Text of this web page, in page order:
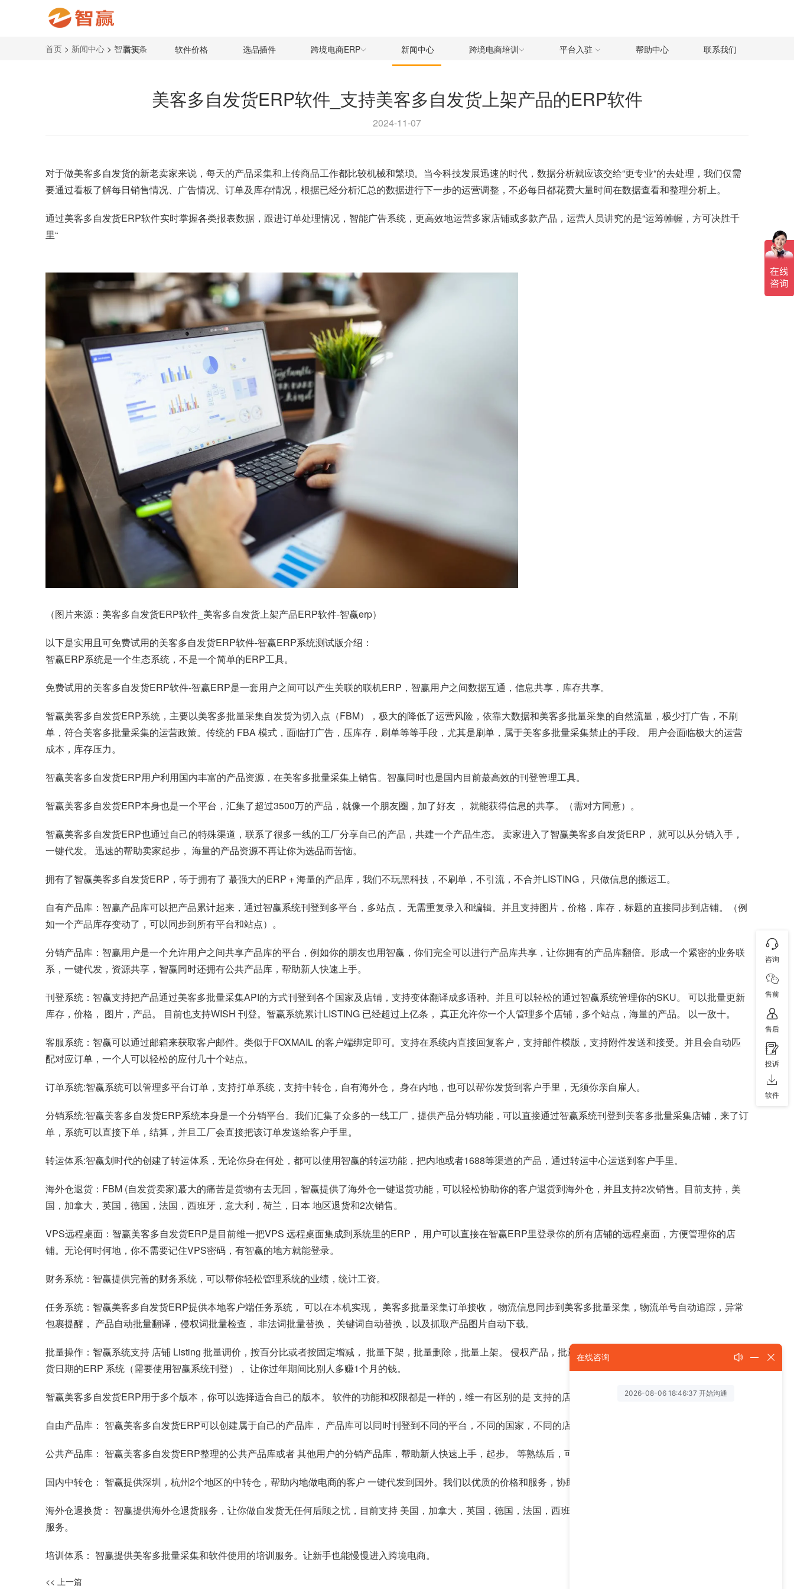
首页 软件价格 选品插件 跨境电商ERP 新闻中心 跨境电商培训 平台入驻 帮助中心 联系我们
首页 > 新闻中心 > 智赢头条
美客多自发货ERP软件_支持美客多自发货上架产品的ERP软件
2024-11-07
对于做美客多自发货的新老卖家来说，每天的产品采集和上传商品工作都比较机械和繁琐。当今科技发展迅速的时代，数据分析就应该交给“更专业“的去处理，我们仅需
要通过看板了解每日销售情况、广告情况、订单及库存情况，根据已经分析汇总的数据进行下一步的运营调整，不必每日都花费大量时间在数据查看和整理分析上。
通过美客多自发货ERP软件实时掌握各类报表数据，跟进订单处理情况，智能广告系统，更高效地运营多家店铺或多款产品，运营人员讲究的是“运筹帷幄，方可决胜千
里“
（图片来源：美客多自发货ERP软件_美客多自发货上架产品ERP软件-智赢erp）
以下是实用且可免费试用的美客多自发货ERP软件-智赢ERP系统测试版介绍：
智赢ERP系统是一个生态系统，不是一个简单的ERP工具。
免费试用的美客多自发货ERP软件-智赢ERP是一套用户之间可以产生关联的联机ERP，智赢用户之间数据互通，信息共享，库存共享。
智赢美客多自发货ERP系统，主要以美客多批量采集自发货为切入点（FBM），极大的降低了运营风险，依靠大数据和美客多批量采集的自然流量，极少打广告，不刷
单，符合美客多批量采集的运营政策。传统的 FBA 模式，面临打广告，压库存，刷单等等手段，尤其是刷单，属于美客多批量采集禁止的手段。 用户会面临极大的运营
成本，库存压力。
智赢美客多自发货ERP用户利用国内丰富的产品资源，在美客多批量采集上销售。智赢同时也是国内目前蕞高效的刊登管理工具。
智赢美客多自发货ERP本身也是一个平台，汇集了超过3500万的产品，就像一个朋友圈，加了好友 ， 就能获得信息的共享。（需对方同意）。
智赢美客多自发货ERP也通过自己的特殊渠道，联系了很多一线的工厂分享自己的产品，共建一个产品生态。 卖家进入了智赢美客多自发货ERP， 就可以从分销入手，
一键代发。 迅速的帮助卖家起步， 海量的产品资源不再让你为选品而苦恼。
拥有了智赢美客多自发货ERP，等于拥有了 蕞强大的ERP + 海量的产品库，我们不玩黑科技，不刷单，不引流，不合并LISTING， 只做信息的搬运工。
自有产品库：智赢产品库可以把产品累计起来，通过智赢系统刊登到多平台，多站点， 无需重复录入和编辑。并且支持图片，价格，库存，标题的直接同步到店铺。（例
如一个产品库存变动了，可以同步到所有平台和站点）。
分销产品库：智赢用户是一个允许用户之间共享产品库的平台，例如你的朋友也用智赢，你们完全可以进行产品库共享，让你拥有的产品库翻倍。形成一个紧密的业务联
系，一键代发，资源共享，智赢同时还拥有公共产品库，帮助新人快速上手。
刊登系统：智赢支持把产品通过美客多批量采集API的方式刊登到各个国家及店铺，支持变体翻译成多语种。并且可以轻松的通过智赢系统管理你的SKU。 可以批量更新
库存，价格， 图片，产品。 目前也支持WISH 刊登。智赢系统累计LISTING 已经超过上亿条， 真正允许你一个人管理多个店铺，多个站点，海量的产品。 以一敌十。
客服系统：智赢可以通过邮箱来获取客户邮件。类似于FOXMAIL 的客户端绑定即可。支持在系统内直接回复客户，支持邮件模版，支持附件发送和接受。并且会自动匹
配对应订单，一个人可以轻松的应付几十个站点。
订单系统:智赢系统可以管理多平台订单，支持打单系统，支持中转仓，自有海外仓， 身在内地，也可以帮你发货到客户手里，无须你亲自雇人。
分销系统:智赢美客多自发货ERP系统本身是一个分销平台。我们汇集了众多的一线工厂，提供产品分销功能，可以直接通过智赢系统刊登到美客多批量采集店铺，来了订
单，系统可以直接下单，结算，并且工厂会直接把该订单发送给客户手里。
转运体系:智赢划时代的创建了转运体系，无论你身在何处，都可以使用智赢的转运功能，把内地或者1688等渠道的产品，通过转运中心运送到客户手里。
海外仓退货：FBM (自发货卖家)蕞大的痛苦是货物有去无回，智赢提供了海外仓一键退货功能，可以轻松协助你的客户退货到海外仓，并且支持2次销售。目前支持，美
国，加拿大，英国，德国，法国，西班牙，意大利，荷兰，日本 地区退货和2次销售。
VPS远程桌面：智赢美客多自发货ERP是目前维一把VPS 远程桌面集成到系统里的ERP， 用户可以直接在智赢ERP里登录你的所有店铺的远程桌面，方便管理你的店
铺。无论何时何地，你不需要记住VPS密码，有智赢的地方就能登录。
财务系统：智赢提供完善的财务系统，可以帮你轻松管理系统的业绩，统计工资。
任务系统：智赢美客多自发货ERP提供本地客户端任务系统， 可以在本机实现， 美客多批量采集订单接收， 物流信息同步到美客多批量采集，物流单号自动追踪，异常
包裹提醒， 产品自动批量翻译，侵权词批量检查， 非法词批量替换， 关键词自动替换，以及抓取产品图片自动下载。
批量操作：智赢系统支持 店铺 Listing 批量调价，按百分比或者按固定增减， 批量下架，批量删除，批量上架。 侵权产品，批量删除同步。智赢是维一能提供自动延长备
货日期的ERP 系统（需要使用智赢系统刊登）， 让你过年期间比别人多赚1个月的钱。
智赢美客多自发货ERP用于多个版本，你可以选择适合自己的版本。 软件的功能和权限都是一样的，维一有区别的是 支持的店铺数量不同，支持用户数不同。
自由产品库： 智赢美客多自发货ERP可以创建属于自己的产品库， 产品库可以同时刊登到不同的平台，不同的国家，不同的店铺。一键同步。
公共产品库： 智赢美客多自发货ERP整理的公共产品库或者 其他用户的分销产品库，帮助新人快速上手，起步。 等熟练后，可以慢慢转到原创选品上。
国内中转仓： 智赢提供深圳，杭州2个地区的中转仓，帮助内地做电商的客户 一键代发到国外。我们以优质的价格和服务，协助你发货。
海外仓退换货： 智赢提供海外仓退货服务，让你做自发货无任何后顾之忧，目前支持 美国，加拿大，英国，德国，法国，西班牙，意大利，日本地区的退货和再次销售
服务。
培训体系： 智赢提供美客多批量采集和软件使用的培训服务。让新手也能慢慢进入跨境电商。
<< 上一篇
咨询
售前
售后
投诉
软件
在线咨询